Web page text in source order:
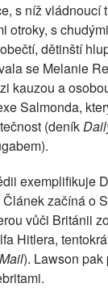
s níž vládnoucí
otroky, s
dětinští
se Melanie
kauzou a
Salmonda,
(deník
exemplifikuje
začíná o
vůči Británii
Hitlera,
). Lawson